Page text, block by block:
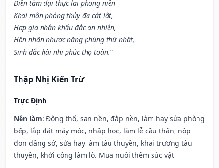
Điền tàm đại thực lai phong niên
Khai môn phóng thủy đa cát lật,
Hợp gia nhân khẩu đắc an nhiên,
Hôn nhân nhược năng phùng thử nhật,
Sinh đắc hài nhi phúc thọ toàn.”
Thập Nhị Kiến Trừ
Trực Định
Nên làm: Động thổ, san nền, đắp nền, làm hay sửa phòng
bếp, lắp đặt máy móc, nhập học, làm lễ cầu thân, nộp
đơn dâng sớ, sửa hay làm tàu thuyền, khai trương tàu
thuyền, khởi công làm lò. Mua nuôi thêm súc vật.